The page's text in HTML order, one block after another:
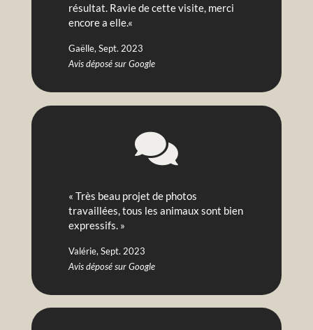
résultat. Ravie de cette visite, merci
encore a elle.«
Gaëlle, Sept. 2023
Avis déposé sur Google

« Très beau projet de photos
travaillées, tous les animaux sont bien
expressifs. »
Valérie, Sept. 2023
Avis déposé sur Google